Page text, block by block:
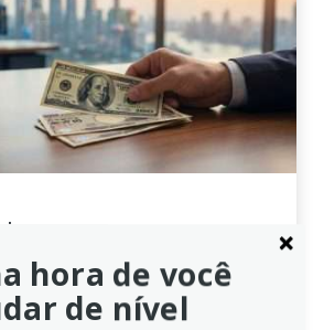
recua com
e dados de
EUA abaixo do
hora de você
de nível